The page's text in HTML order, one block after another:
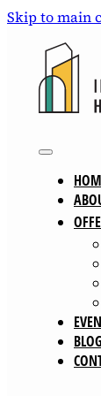
Skip to main
BLOG